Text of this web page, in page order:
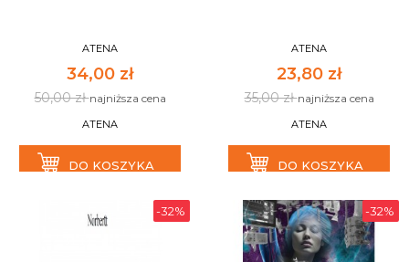
ATENA
34,00 zł
50,00 złnajniższa cena
ATENA
DO KOSZYKA
ATENA
23,80 zł
35,00 złnajniższa cena
ATENA
DO KOSZYKA
-32% -32%